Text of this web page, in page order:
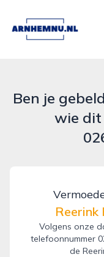
arnhemnu.nl
Ben je
wie dit
Reerink
Volgens onze
telefoonnummer
de